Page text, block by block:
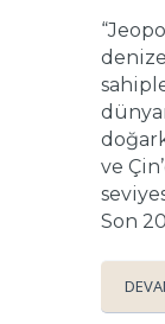
ve
Son 20